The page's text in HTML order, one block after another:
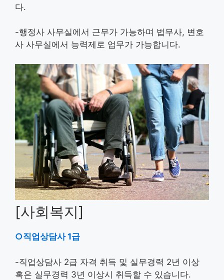
다.
-행정사 사무실에서 근무가 가능하며 법무사, 변호
사 사무실에서 능력제로 업무가 가능합니다.
[사회복지]
○직업상담사 1급
-직업상담사 2급 자격 취득 및 실무경력 2년 이상
혹은 실무경력 3년 이상시 취득할 수 있습니다.